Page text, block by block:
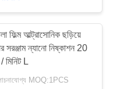
ফিল্ম আল্ট্রাসোনিক ছড়িয়ে
সরঞ্জাম ন্যানো নিষ্কাশন 20
মিনিট L
MOQ:1PCS